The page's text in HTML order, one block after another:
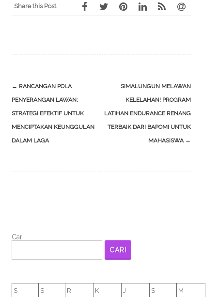
Share this Post
Post
navigation
← RANCANGAN POLA
PENYERANGAN LAWAN:
STRATEGI EFEKTIF UNTUK
MENCIPTAKAN KEUNGGULAN
DALAM LAGA
SIMALUNGUN MELAWAN
KELELAHAN! PROGRAM
LATIHAN ENDURANCE RENANG
TERBAIK DARI BAPOMI UNTUK
MAHASISWA →
Cari
CARI
S S R K J S M